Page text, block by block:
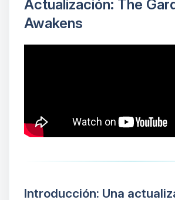
Actualización: The
Awakens
Introducción: Una